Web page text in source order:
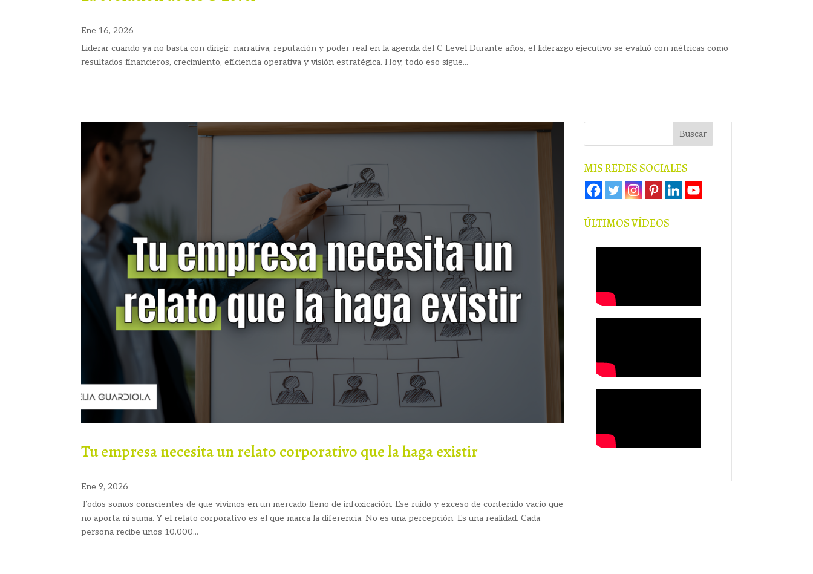
Ene 16, 2026
Liderar cuando ya no basta con dirigir: narrativa, reputación y poder real en la agenda del C-Level Durante años, el liderazgo ejecutivo se evaluó con métricas como
resultados financieros, crecimiento, eficiencia operativa y visión estratégica. Hoy, todo eso sigue...
Tu empresa necesita un relato corporativo que la haga existir
Ene 9, 2026
Todos somos conscientes de que vivimos en un mercado lleno de infoxicación. Ese ruido y exceso de contenido vacío que
no aporta ni suma. Y el relato corporativo es el que marca la diferencia. No es una percepción. Es una realidad. Cada
persona recibe unos 10.000...
MIS REDES SOCIALES
ÚLTIMOS VÍDEOS